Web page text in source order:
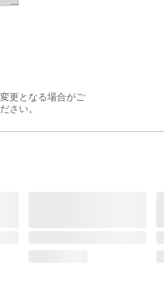
更となる場合がご
さい。